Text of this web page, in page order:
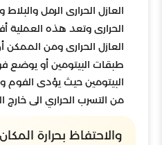
العازل الحرارى الرمل
الحرارى وتعد هذه العملية
العازل الحرارى ومن الممكن
طبقات البيتومين أو يوضع
البيتومين حيث يؤدى الفوم
من التسرب الحراري الى خارج
والاحتفاظ بحرارة